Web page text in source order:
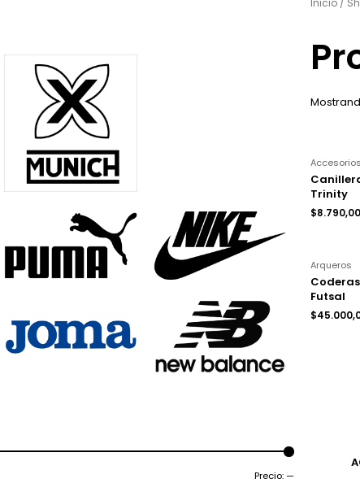
Precio:—
Inicio /
Accesorios
Trinity
$8.790,00
Arqueros
Futsal
$